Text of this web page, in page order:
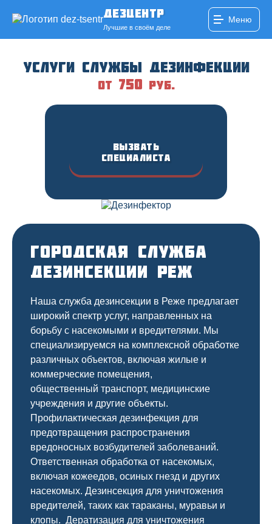
ДезЦентр
Лучшие в своём деле
Меню
Услуги службы дезинфекции
от 750 руб.
Вызвать
специалиста
Городская служба
дезинсекции Реж
Наша служба дезинсекции в Реже предлагает
широкий спектр услуг, направленных на
борьбу с насекомыми и вредителями. Мы
специализируемся на комплексной обработке
различных объектов, включая жилые и
коммерческие помещения,
общественный транспорт, медицинские
учреждения и другие объекты.
Профилактическая дезинфекция для
предотвращения распространения
вредоносных возбудителей заболеваний.
Ответственная обработка от насекомых,
включая кожеедов, осиных гнезд и других
насекомых. Дезинсекция для уничтожения
вредителей, таких как тараканы, муравьи и
клопы. Дератизация для уничтожения